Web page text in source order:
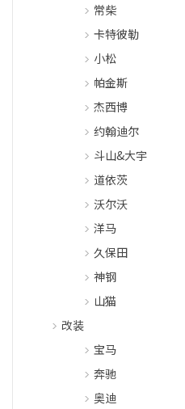
常柴
卡特彼勒
小松
帕金斯
杰西博
约翰迪尔
斗山&大宇
道依茨
沃尔沃
洋马
久保田
神钢
山猫
改装
宝马
奔驰
奥迪